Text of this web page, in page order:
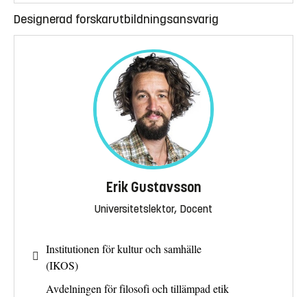
Designerad forskarutbildningsansvarig
Erik Gustavsson
Universitetslektor, Docent
Institutionen för kultur och samhälle
(IKOS)
Avdelningen för filosofi och tillämpad etik